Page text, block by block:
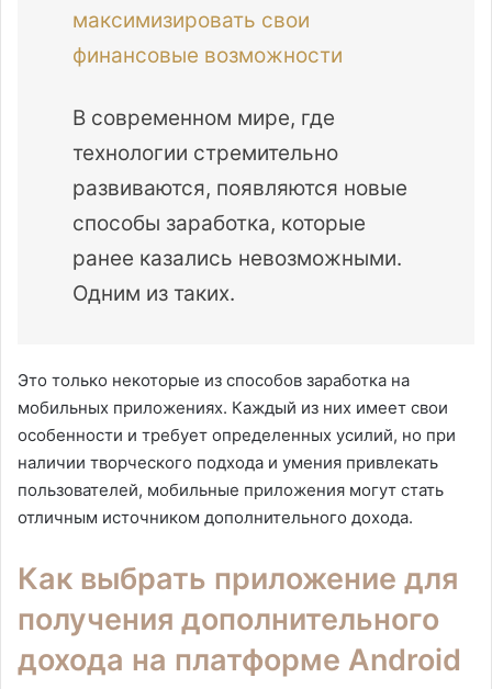
максимизировать свои
финансовые возможности
В современном мире, где
технологии стремительно
развиваются, появляются новые
способы заработка, которые
ранее казались невозможными.
Одним из таких.
Это только некоторые из способов заработка на
мобильных приложениях. Каждый из них имеет свои
особенности и требует определенных усилий, но при
наличии творческого подхода и умения привлекать
пользователей, мобильные приложения могут стать
отличным источником дополнительного дохода.
Как выбрать приложение для
получения дополнительного
дохода на платформе Android